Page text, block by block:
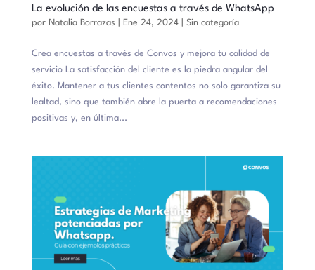
La evolución de las encuestas a través de WhatsApp
por Natalia Borrazas Ene 24, 2024| Sin categoría
Crea encuestas a través de Convos y mejora tu calidad de
servicio La satisfacción del cliente es la piedra angular del
éxito. Mantener a tus clientes contentos no solo garantiza su
lealtad, sino que también abre la puerta a recomendaciones
positivas y, en última...